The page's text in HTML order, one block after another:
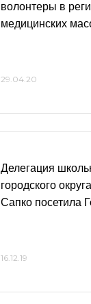
волонтеры в
медицинских
29.04.20
Делегация
городского
Сапко посетила
16.12.19